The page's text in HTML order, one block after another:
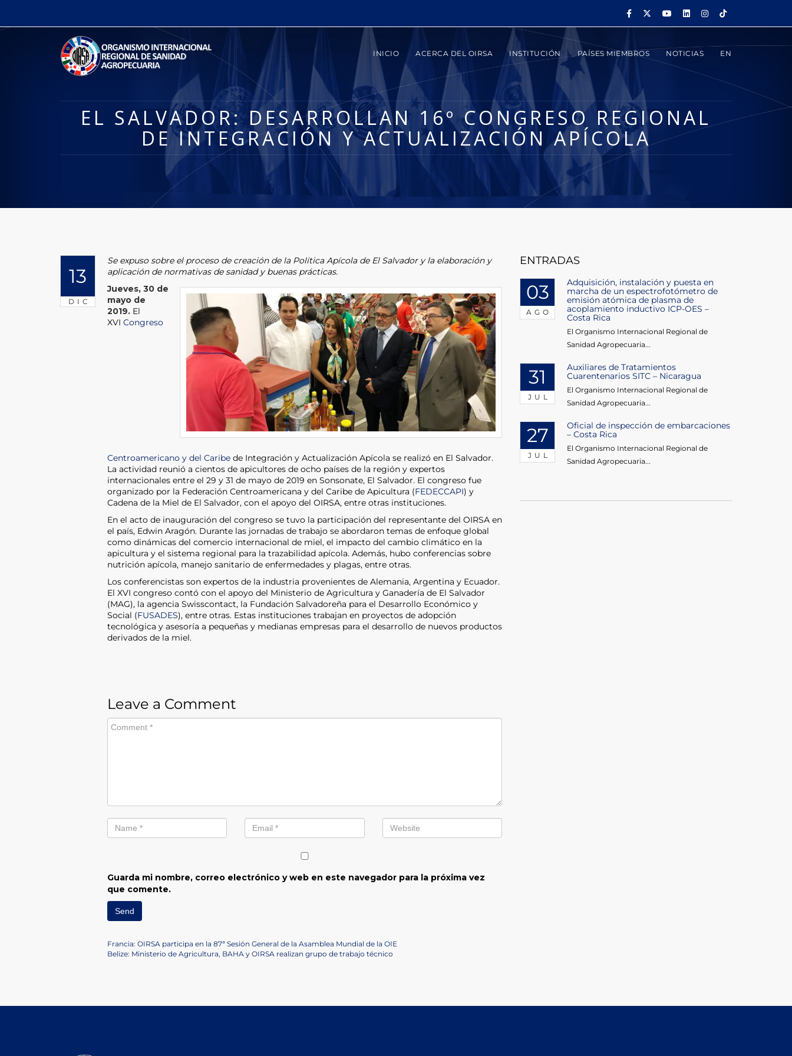
INICIO ACERCA DEL OIRSA INSTITUCIÓN PAÍSES MIEMBROS NOTICIAS EN
EL SALVADOR: DESARROLLAN 16º CONGRESO REGIONAL
DE INTEGRACIÓN Y ACTUALIZACIÓN APÍCOLA
13
DIC
Se expuso sobre el proceso de creación de la Política Apícola de El Salvador y la elaboración y
aplicación de normativas de sanidad y buenas prácticas.
Jueves, 30 de
mayo de
2019. El
XVI Congreso
Centroamericano y del Caribe de Integración y Actualización Apícola se realizó en El Salvador.
La actividad reunió a cientos de apicultores de ocho países de la región y expertos
internacionales entre el 29 y 31 de mayo de 2019 en Sonsonate, El Salvador. El congreso fue
organizado por la Federación Centroamericana y del Caribe de Apicultura (FEDECCAPI) y
Cadena de la Miel de El Salvador, con el apoyo del OIRSA, entre otras instituciones.
En el acto de inauguración del congreso se tuvo la participación del representante del OIRSA en
el país, Edwin Aragón. Durante las jornadas de trabajo se abordaron temas de enfoque global
como dinámicas del comercio internacional de miel, el impacto del cambio climático en la
apicultura y el sistema regional para la trazabilidad apícola. Además, hubo conferencias sobre
nutrición apícola, manejo sanitario de enfermedades y plagas, entre otras.
Los conferencistas son expertos de la industria provenientes de Alemania, Argentina y Ecuador.
El XVI congreso contó con el apoyo del Ministerio de Agricultura y Ganadería de El Salvador
(MAG), la agencia Swisscontact, la Fundación Salvadoreña para el Desarrollo Económico y
Social (FUSADES), entre otras. Estas instituciones trabajan en proyectos de adopción
tecnológica y asesoría a pequeñas y medianas empresas para el desarrollo de nuevos productos
derivados de la miel.
Leave a Comment
Guarda mi nombre, correo electrónico y web en este navegador para la próxima vez
que comente.
Navegación
Previous
Post
Francia: OIRSA participa en la 87ª Sesión General de la Asamblea Mundial de la OIE
Next
Belize: Ministerio de Agricultura, BAHA y OIRSA realizan grupo de trabajo técnico
ENTRADAS
03
AGO
Adquisición, instalación y puesta en
marcha de un espectrofotómetro de
emisión atómica de plasma de
acoplamiento inductivo ICP-OES –
Costa Rica
El Organismo Internacional Regional de
Sanidad Agropecuaria...
31
JUL
Auxiliares de Tratamientos
Cuarentenarios SITC – Nicaragua
El Organismo Internacional Regional de
Sanidad Agropecuaria...
27
JUL
Oficial de inspección de embarcaciones
– Costa Rica
El Organismo Internacional Regional de
Sanidad Agropecuaria...